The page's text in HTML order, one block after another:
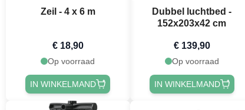
Zeil - 4 x 6 m
€ 18,90
Op voorraad
IN WINKELMAND
Dubbel luchtbed -
152x203x42 cm
€ 139,90
Op voorraad
IN WINKELMAND